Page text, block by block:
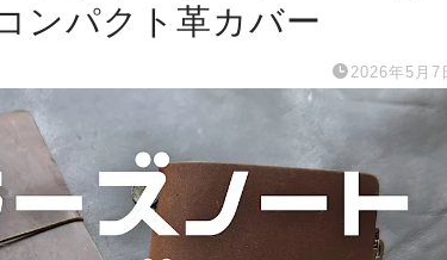
ンパクト革カバー
2026年5月7